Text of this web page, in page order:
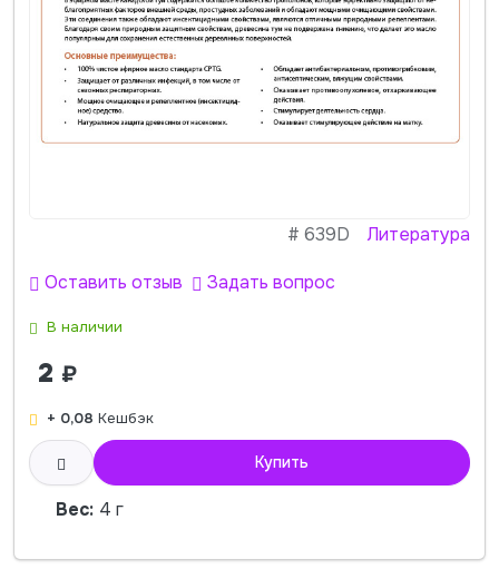
#639D Литература
Оставить отзыв Задать вопрос
В наличии
2 ₽
+ 0,08 Кешбэк
Купить
Вес: 4 г